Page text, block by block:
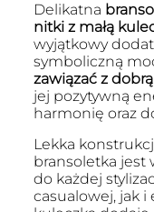
Delikatna
nitki z małą
wyjątkowy
symboliczną
zawiązać z
jej pozytywną
harmonię oraz
Lekka
bransoletka jest
do każdej
casualowej, jak i